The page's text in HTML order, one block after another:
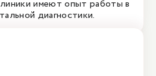
имеют опыт работы в
диагностики.